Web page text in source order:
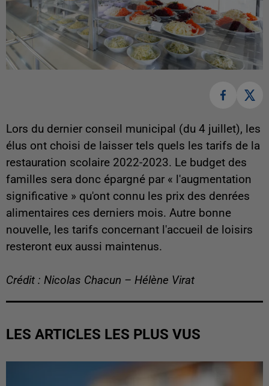
Lors du dernier conseil municipal (du 4 juillet), les
élus ont choisi de laisser tels quels les tarifs de la
restauration scolaire 2022-2023. Le budget des
familles sera donc épargné par « l'augmentation
significative » qu'ont connu les prix des denrées
alimentaires ces derniers mois. Autre bonne
nouvelle, les tarifs concernant l'accueil de loisirs
resteront eux aussi maintenus.
Crédit : Nicolas Chacun – Hélène Virat
LES ARTICLES LES PLUS VUS